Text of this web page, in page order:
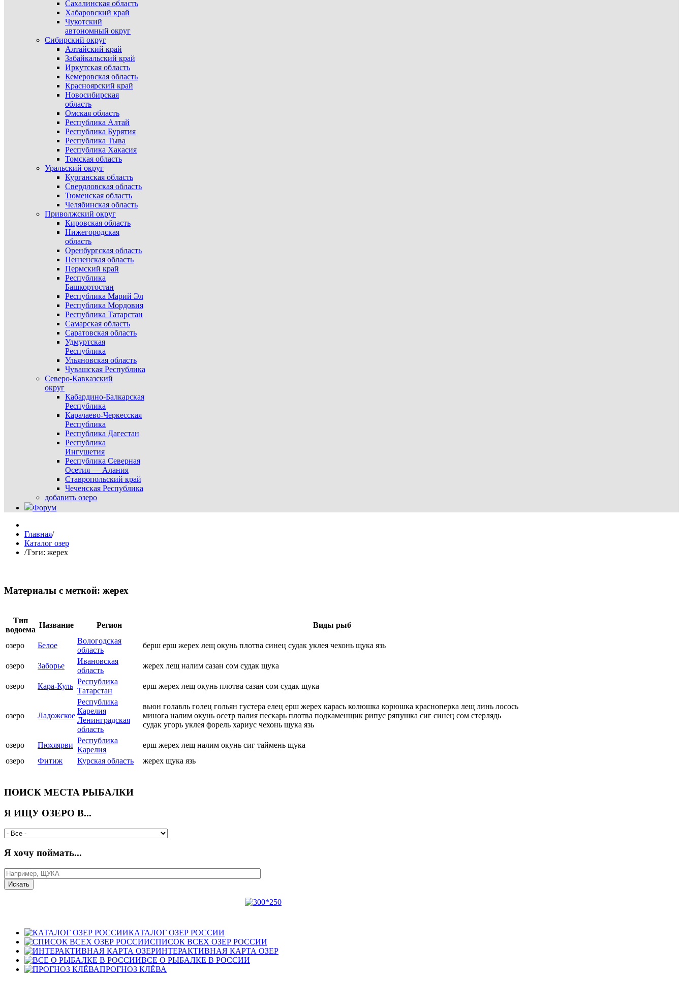
Сахалинская область
Хабаровский край
Чукотский
автономный округ
Сибирский округ
Алтайский край
Забайкальский край
Иркутская область
Кемеровская область
Красноярский край
Новосибирская
область
Омская область
Республика Алтай
Республика Бурятия
Республика Тыва
Республика Хакасия
Томская область
Уральский округ
Курганская область
Свердловская область
Тюменская область
Челябинская область
Приволжский округ
Кировская область
Нижегородская
область
Оренбургская область
Пензенская область
Пермский край
Республика
Башкортостан
Республика Марий Эл
Республика Мордовия
Республика Татарстан
Самарская область
Саратовская область
Удмуртская
Республика
Ульяновская область
Чувашская Республика
Северо-Кавказский
округ
Кабардино-Балкарская
Республика
Карачаево-Черкесская
Республика
Республика Дагестан
Республика
Ингушетия
Республика Северная
Осетия — Алания
Ставропольский край
Чеченская Республика
добавить озеро
Форум
Главная/
Каталог озер
/Тэги: жерех
Материалы с меткой: жерех
Тип
водоема
Название Регион Виды рыб
озеро Белое
Вологодская
область
берш ерш жерех лещ окунь плотва синец судак уклея чехонь щука язь
озеро Заборье
Ивановская
область
жерех лещ налим сазан сом судак щука
озеро Кара-Куль
Республика
Татарстан
ерш жерех лещ окунь плотва сазан сом судак щука
озеро Ладожское
Республика
Карелия
Ленинградская
область
вьюн голавль голец гольян густера елец ерш жерех карась колюшка корюшка красноперка лещ линь лосось
минога налим окунь осетр палия пескарь плотва подкаменщик рипус ряпушка сиг синец сом стерлядь
судак угорь уклея форель хариус чехонь щука язь
озеро Пюхяярви
Республика
Карелия
ерш жерех лещ налим окунь сиг таймень щука
озеро
Фитиж Курская область жерех щука язь
ПОИСК МЕСТА РЫБАЛКИ
Я ИЩУ ОЗЕРО В...
Я хочу поймать...
КАТАЛОГ ОЗЕР РОССИИ
СПИСОК ВСЕХ ОЗЕР РОССИИ
ИНТЕРАКТИВНАЯ КАРТА ОЗЕР
ВСЕ О РЫБАЛКЕ В РОССИИ
ПРОГНОЗ КЛЁВА